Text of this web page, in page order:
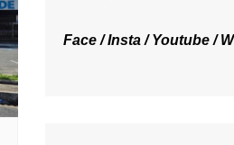
Face /Insta /Youtube /